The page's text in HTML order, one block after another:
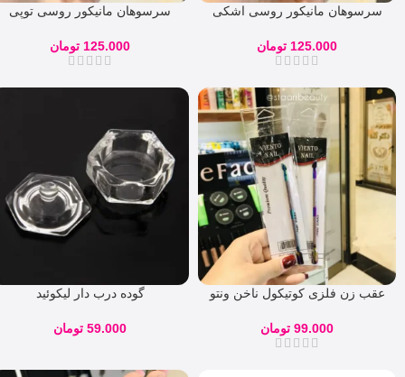
سرسوهان مانیکور روسی اشکی
125.000 تومان
سرسوهان مانیکور روسی توپی
125.000 تومان
عقب زن فلزی کوتیکول ناخن ونتو
99.000 تومان
گوده درب دار لیکوئید
59.000 تومان